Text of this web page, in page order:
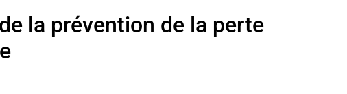
la prévention de la perte